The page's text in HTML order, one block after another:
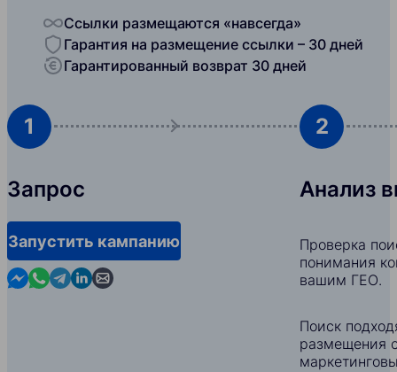
Ссылки размещаются «навсегда»
Гарантия на размещение ссылки – 30 дней
Гарантированный возврат 30 дней
1
Запрос
Запустить кампанию
Contact us in Messenger
Contact us in WhatsApp
Contact us in Telegram
Contact us in Linkedin
Contact us by email
2
Анализ
Проверка
понимания
вашим ГЕО.
Поиск
размещения